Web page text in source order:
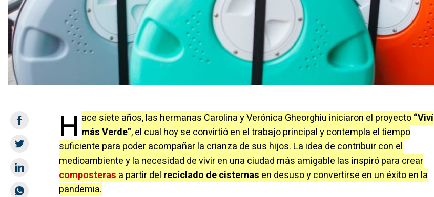
H ace siete años, las hermanas Carolina y Verónica Gheorghiu iniciaron el proyecto“Viví
más Verde”, el cual hoy se convirtió en el trabajo principal y contempla el tiempo
suficiente para poder acompañar la crianza de sus hijos. La idea de contribuir con el
medioambiente y la necesidad de vivir en una ciudad más amigable las inspiró para crear
composterasa partir del reciclado de cisternas en desuso y convertirse en un éxito en la
pandemia.